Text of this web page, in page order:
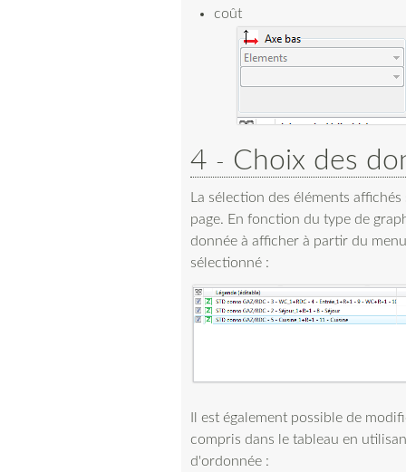
coût
4 Choix des
La sélection des éléments
page. En fonction du type de
donnée à afficher à partir du
sélectionné :
Il est également possible de
compris dans le tableau en
d'ordonnée :